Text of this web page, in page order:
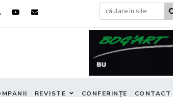
REVISTE CONFERINȚE CONTACT